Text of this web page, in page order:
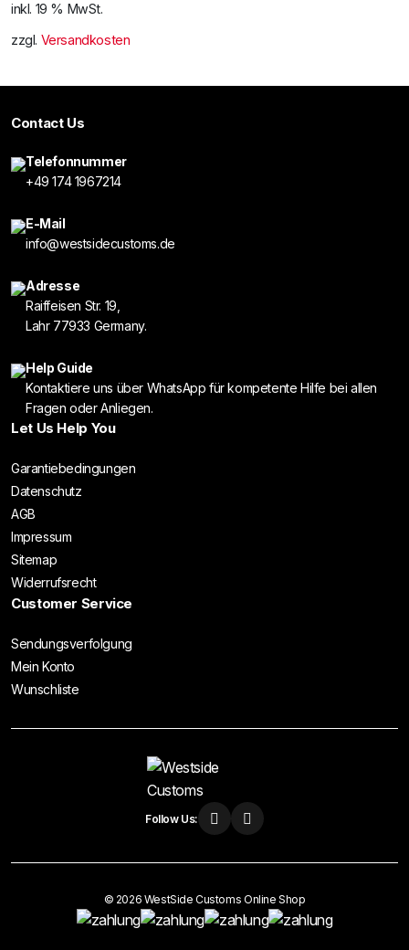
inkl. 19 % MwSt.
zzgl. Versandkosten
Contact Us
Telefonnummer
+49 174 1967214
E-Mail
info@westsidecustoms.de
Adresse
Raiffeisen Str. 19,
Lahr 77933 Germany.
Help Guide
Kontaktiere uns über WhatsApp für kompetente Hilfe bei allen
Fragen oder Anliegen.
Let Us Help You
Garantiebedingungen
Datenschutz
AGB
Impressum
Sitemap
Widerrufsrecht
Customer Service
Sendungsverfolgung
Mein Konto
Wunschliste
Follow Us:
© 2026 WestSide Customs Online Shop